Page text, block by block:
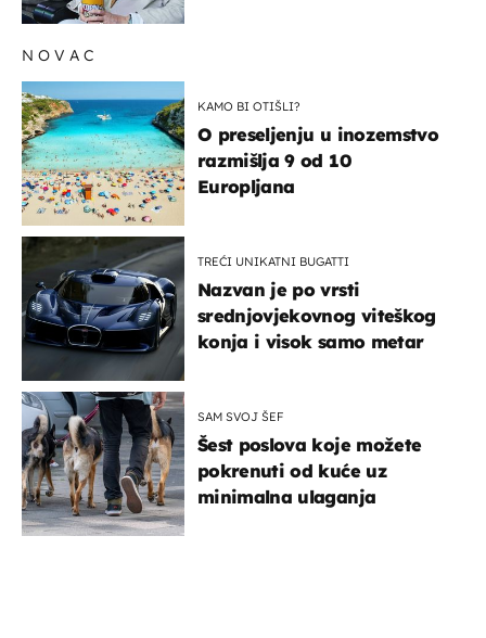
NOVAC
KAMO BI OTIŠLI?
O preseljenju u inozemstvo
razmišlja 9 od 10
Europljana
TREĆI UNIKATNI BUGATTI
Nazvan je po vrsti
srednjovjekovnog viteškog
konja i visok samo metar
SAM SVOJ ŠEF
Šest poslova koje možete
pokrenuti od kuće uz
minimalna ulaganja